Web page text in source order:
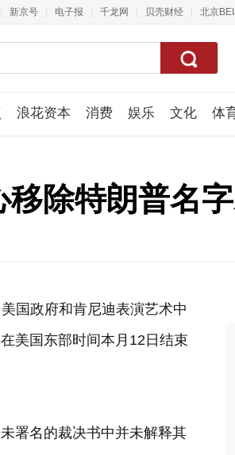
新京号 电子报 千龙网 贝壳财经 北京
浪花资本 消费 娱乐 文化 体
除特朗普名
国政府和肯尼迪表演艺术中
美国东部时间本月12日结束
署名的裁决书中并未解释其